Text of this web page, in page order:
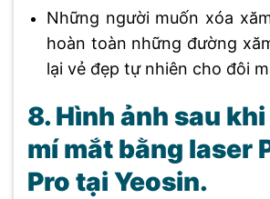
Những người muốn xóa
hoàn toàn những đường
lại vẻ đẹp tự nhiên cho đôi
8. Hình ảnh sau
mí mắt bằng laser
Pro tại Yeosin.